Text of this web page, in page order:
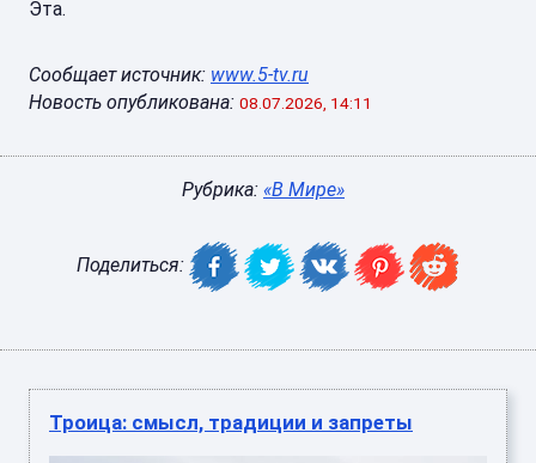
Эта.
Сообщает источник: www.5-tv.ru
Новость опубликована: 08.07.2026, 14:11
Рубрика: «В Мире»
Поделиться:
Троица: смысл, традиции и запреты